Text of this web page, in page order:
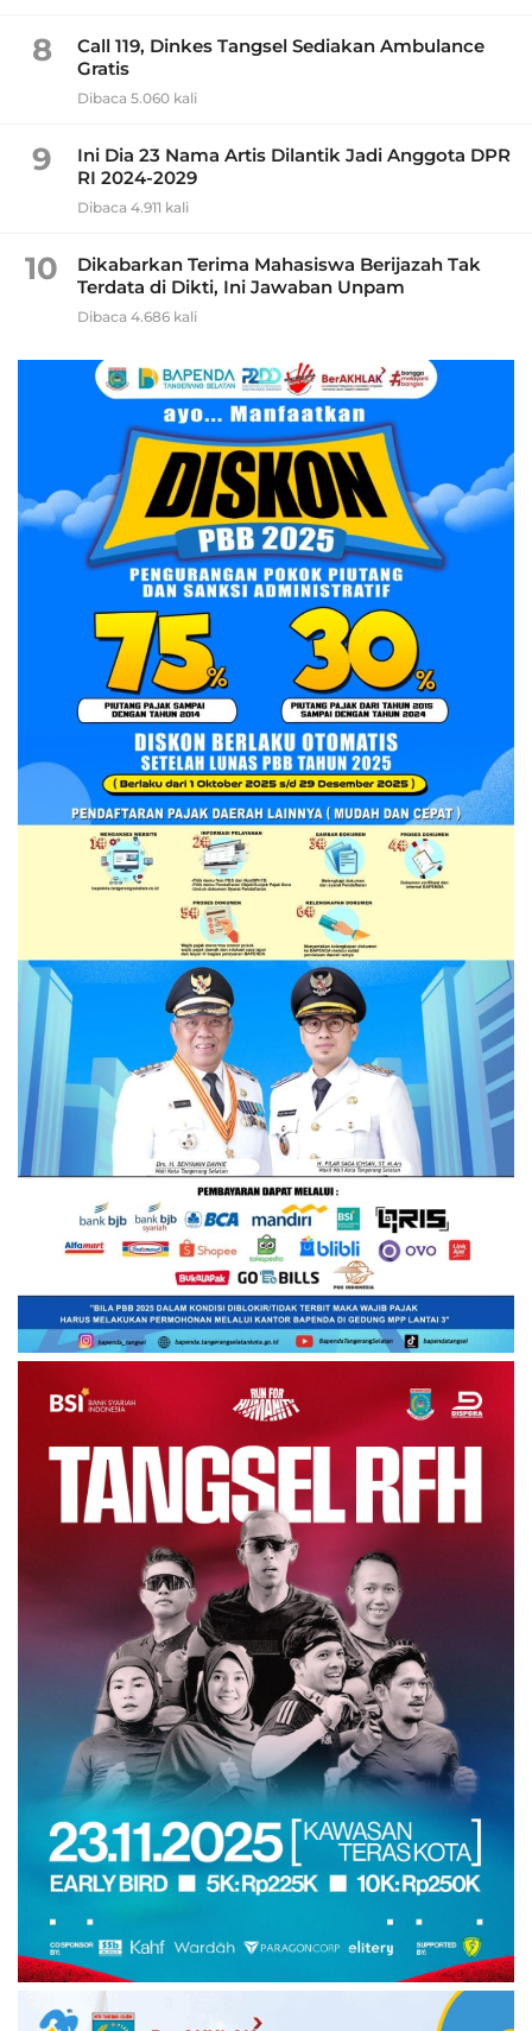
8
Call 119, Dinkes Tangsel Sediakan Ambulance
Gratis
Dibaca 5.060 kali
9
Ini Dia 23 Nama Artis Dilantik Jadi Anggota DPR
RI 2024-2029
Dibaca 4.911 kali
10
Dikabarkan Terima Mahasiswa Berijazah Tak
Terdata di Dikti, Ini Jawaban Unpam
Dibaca 4.686 kali